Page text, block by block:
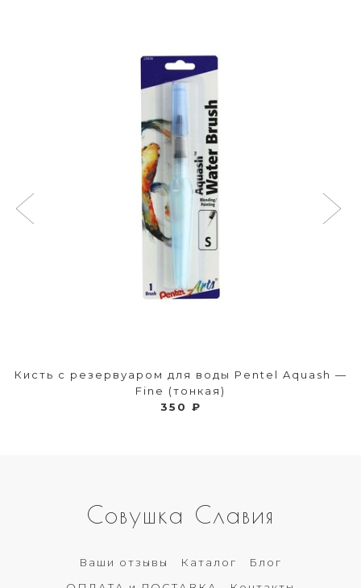
Кисть с резервуаром для воды Pentel Aquash —
Fine (тонкая)
350 ₽
Совушка Славия
Ваши отзывы Каталог
Блог